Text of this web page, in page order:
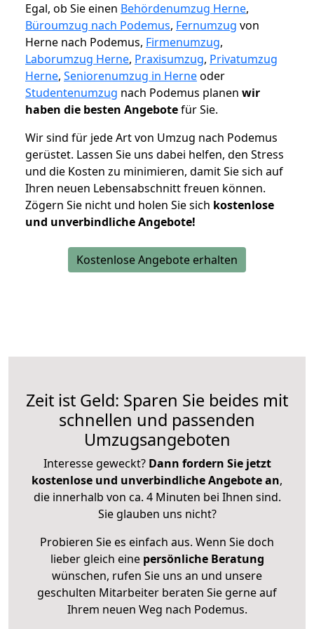
Egal, ob Sie einen Behördenumzug Herne,
Büroumzug nach Podemus, Fernumzug von
Herne nach Podemus, Firmenumzug,
Laborumzug Herne, Praxisumzug, Privatumzug
Herne, Seniorenumzug in Herneoder
Studentenumzug nach Podemus planen wir
haben die besten Angebotefür Sie.
Wir sind für jede Art von Umzug nach Podemus
gerüstet. Lassen Sie uns dabei helfen, den Stress
und die Kosten zu minimieren, damit Sie sich auf
Ihren neuen Lebensabschnitt freuen können.
Zögern Sie nicht und holen Sie sich kostenlose
und unverbindliche Angebote!
Kostenlose Angebote erhalten
Zeit ist Geld: Sparen Sie beides mit
schnellen und passenden
Umzugsangeboten
Interesse geweckt? Dann fordern Sie jetzt
kostenlose und unverbindliche Angebote an,
die innerhalb von ca. 4 Minuten bei Ihnen sind.
Sie glauben uns nicht?
Probieren Sie es einfach aus. Wenn Sie doch
lieber gleich eine persönliche Beratung
wünschen, rufen Sie uns an und unsere
geschulten Mitarbeiter beraten Sie gerne auf
Ihrem neuen Weg nach Podemus.